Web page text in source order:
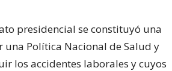
presidencial se constituyó una
Política Nacional de Salud y
los accidentes laborales y cuyos